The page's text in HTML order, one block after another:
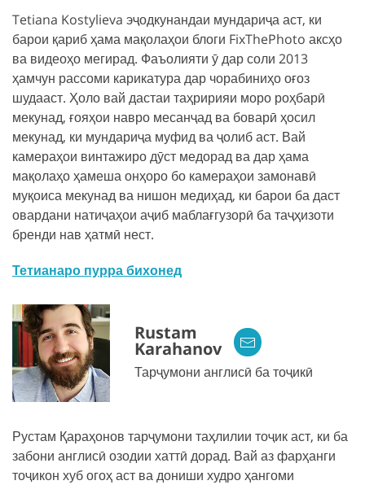
Tetiana Kostylieva эҷодкунандаи мундариҷа аст, ки
барои қариб ҳама мақолаҳои блоги FixThePhoto аксҳо
ва видеоҳо мегирад. Фаъолияти ӯ дар соли 2013
ҳамчун рассоми карикатура дар чорабиниҳо оғоз
шудааст. Ҳоло вай дастаи таҳририяи моро роҳбарӣ
мекунад, ғояҳои навро месанҷад ва боварӣ ҳосил
мекунад, ки мундариҷа муфид ва ҷолиб аст. Вай
камераҳои винтажиро дӯст медорад ва дар ҳама
мақолаҳо ҳамеша онҳоро бо камераҳои замонавӣ
муқоиса мекунад ва нишон медиҳад, ки барои ба даст
овардани натиҷаҳои аҷиб маблағгузорӣ ба таҷҳизоти
бренди нав ҳатмӣ нест.
Тетианаро пурра бихонед
Rustam
Karahanov
Тарҷумони англисӣ ба тоҷикӣ
Рустам Қараҳонов тарҷумони таҳлилии тоҷик аст, ки ба
забони англисӣ озодии хаттӣ дорад. Вай аз фарҳанги
тоҷикон хуб огоҳ аст ва дониши худро ҳангоми